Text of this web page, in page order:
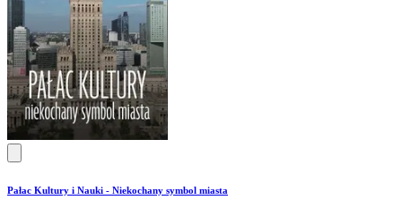
Pałac Kultury i Nauki - Niekochany symbol miasta